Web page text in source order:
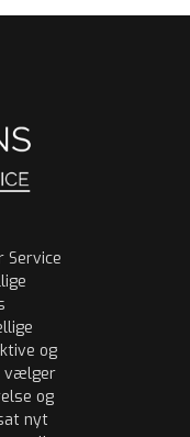
Service
og
vælger
og
nyt